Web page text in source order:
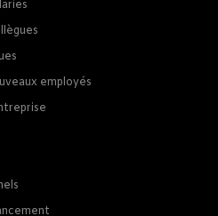
employés